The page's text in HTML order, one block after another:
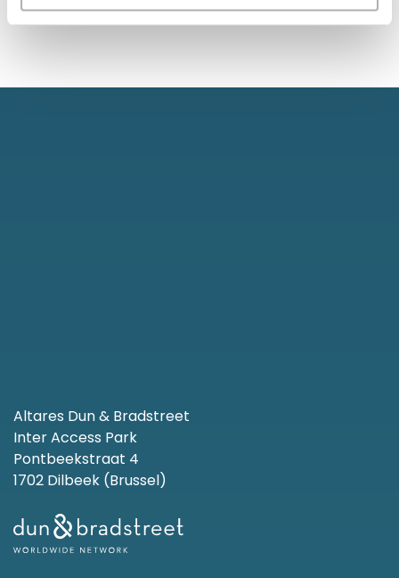
Altares Dun & Bradstreet
Inter Access Park
Pontbeekstraat 4
1702 Dilbeek (Brussel)